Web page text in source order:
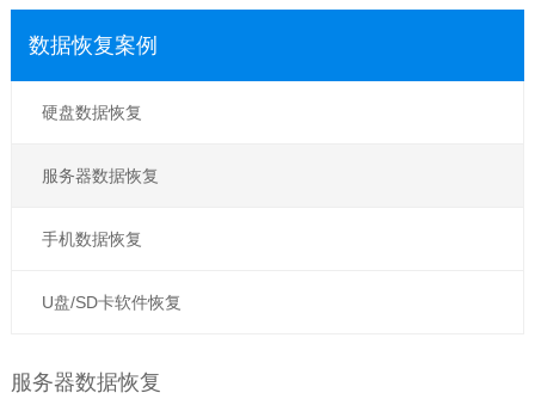
数据恢复案例
硬盘数据恢复
服务器数据恢复
手机数据恢复
U盘/SD卡软件恢复
服务器数据恢复